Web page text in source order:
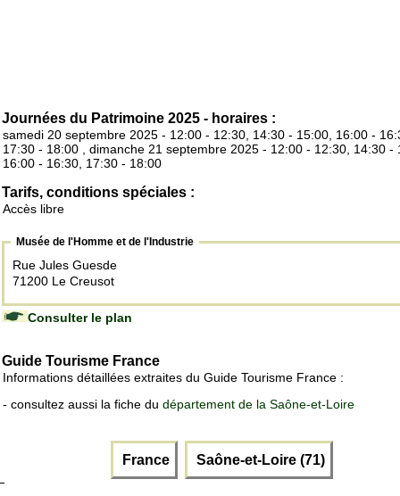
Journées du Patrimoine 2025 - horaires :
samedi 20 septembre 2025 - 12:00 - 12:30, 14:30 - 15:00, 16:00 -
17:30 - 18:00 , dimanche 21 septembre 2025 - 12:00 - 12:30, 14:30 -
16:00 - 16:30, 17:30 - 18:00
Tarifs, conditions spéciales :
Accès libre
Musée de l'Homme et de l'Industrie
Rue Jules Guesde
71200 Le Creusot
Consulter le plan
Guide Tourisme France
Informations détaillées extraites du Guide Tourisme France :
- consultez aussi la fiche du département de la Saône-et-Loire
France Saône-et-Loire (71)